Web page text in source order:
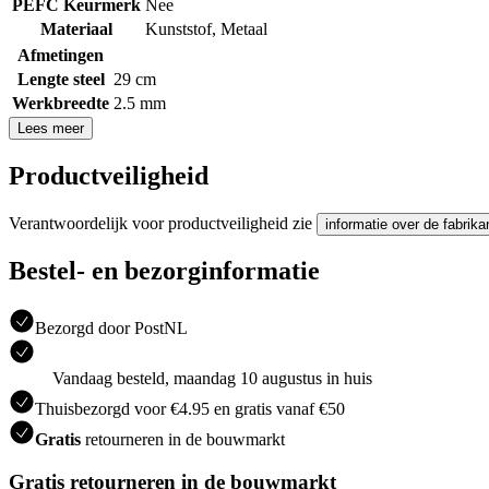
PEFC Keurmerk Nee
Materiaal
Kunststof, Metaal
Afmetingen
Lengte steel 29 cm
Werkbreedte 2.5 mm
Lees meer
Productveiligheid
Verantwoordelijk voor productveiligheid zie informatie over de
Bestel- en bezorginformatie
Bezorgd door PostNL
Vandaag besteld, maandag 10 augustus in huis
Thuisbezorgd voor €4.95 en gratis vanaf €50
Gratis retourneren in de bouwmarkt
Gratis retourneren in de bouwmarkt